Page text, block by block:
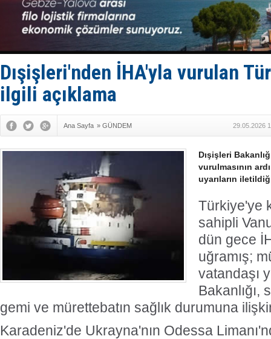
Türk
Deniz
DÖDER,
Fairline,
Baltık
Limana
Dışişleri'nden İHA'yla vurulan
ilgili açıklama
Ana Sayfa » GÜNDEM 29.05.2026
Dışişleri
vurulmasının
uyarıların
Türkiye'ye
sahipli
dün gece
uğramış;
vatandaşı
Bakanlığı,
gemi ve mürettebatın sağlık durumuna
Karadeniz'de Ukrayna'nın Odessa